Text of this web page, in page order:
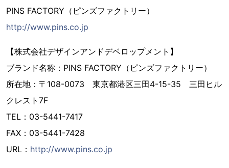
PINS FACTORY（ピンズファクトリー）
http://www.pins.co.jp
【株式会社デザインアンドデベロップメント】
ブランド名称：PINS FACTORY（ピンズファクトリー）
所在地：〒108-0073 東京都港区三田4-15-35 三田ヒル
クレスト7F
TEL：03-5441-7417
FAX：03-5441-7428
URL： http://www.pins.co.jp